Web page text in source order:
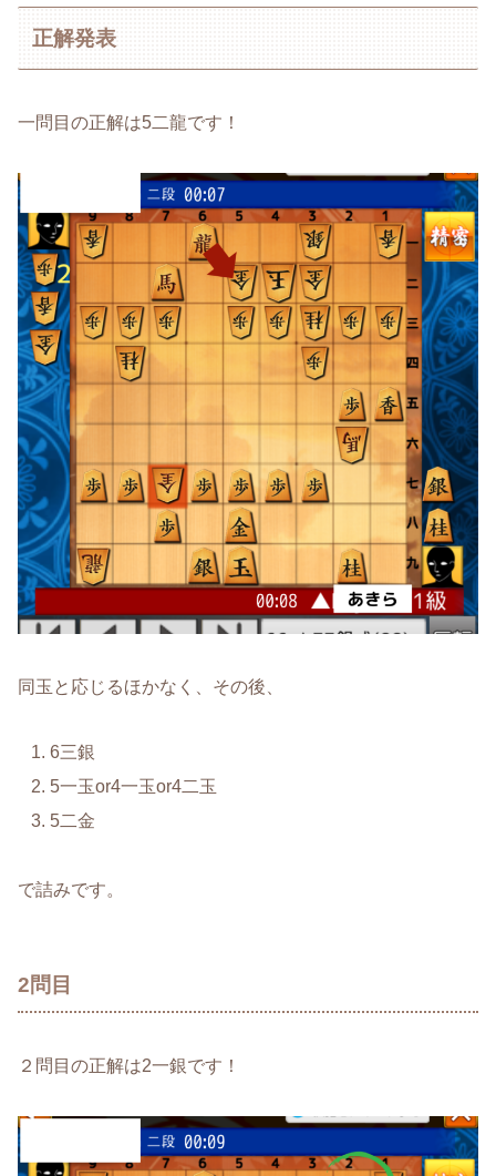
正解発表
一問目の正解は5二龍です！
同玉と応じるほかなく、その後、
6三銀
5一玉or4一玉or4二玉
5二金
で詰みです。
2問目
２問目の正解は2一銀です！